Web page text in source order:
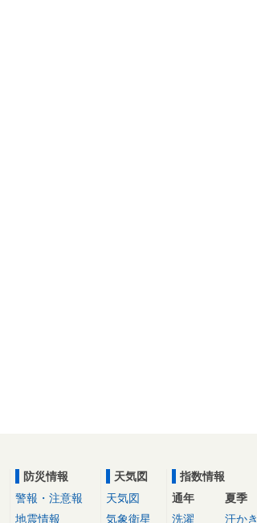
防災情報
警報・注意報
地震情報
天気図
天気図
気象衛星
指数情報
通年
洗濯
夏季
汗かき